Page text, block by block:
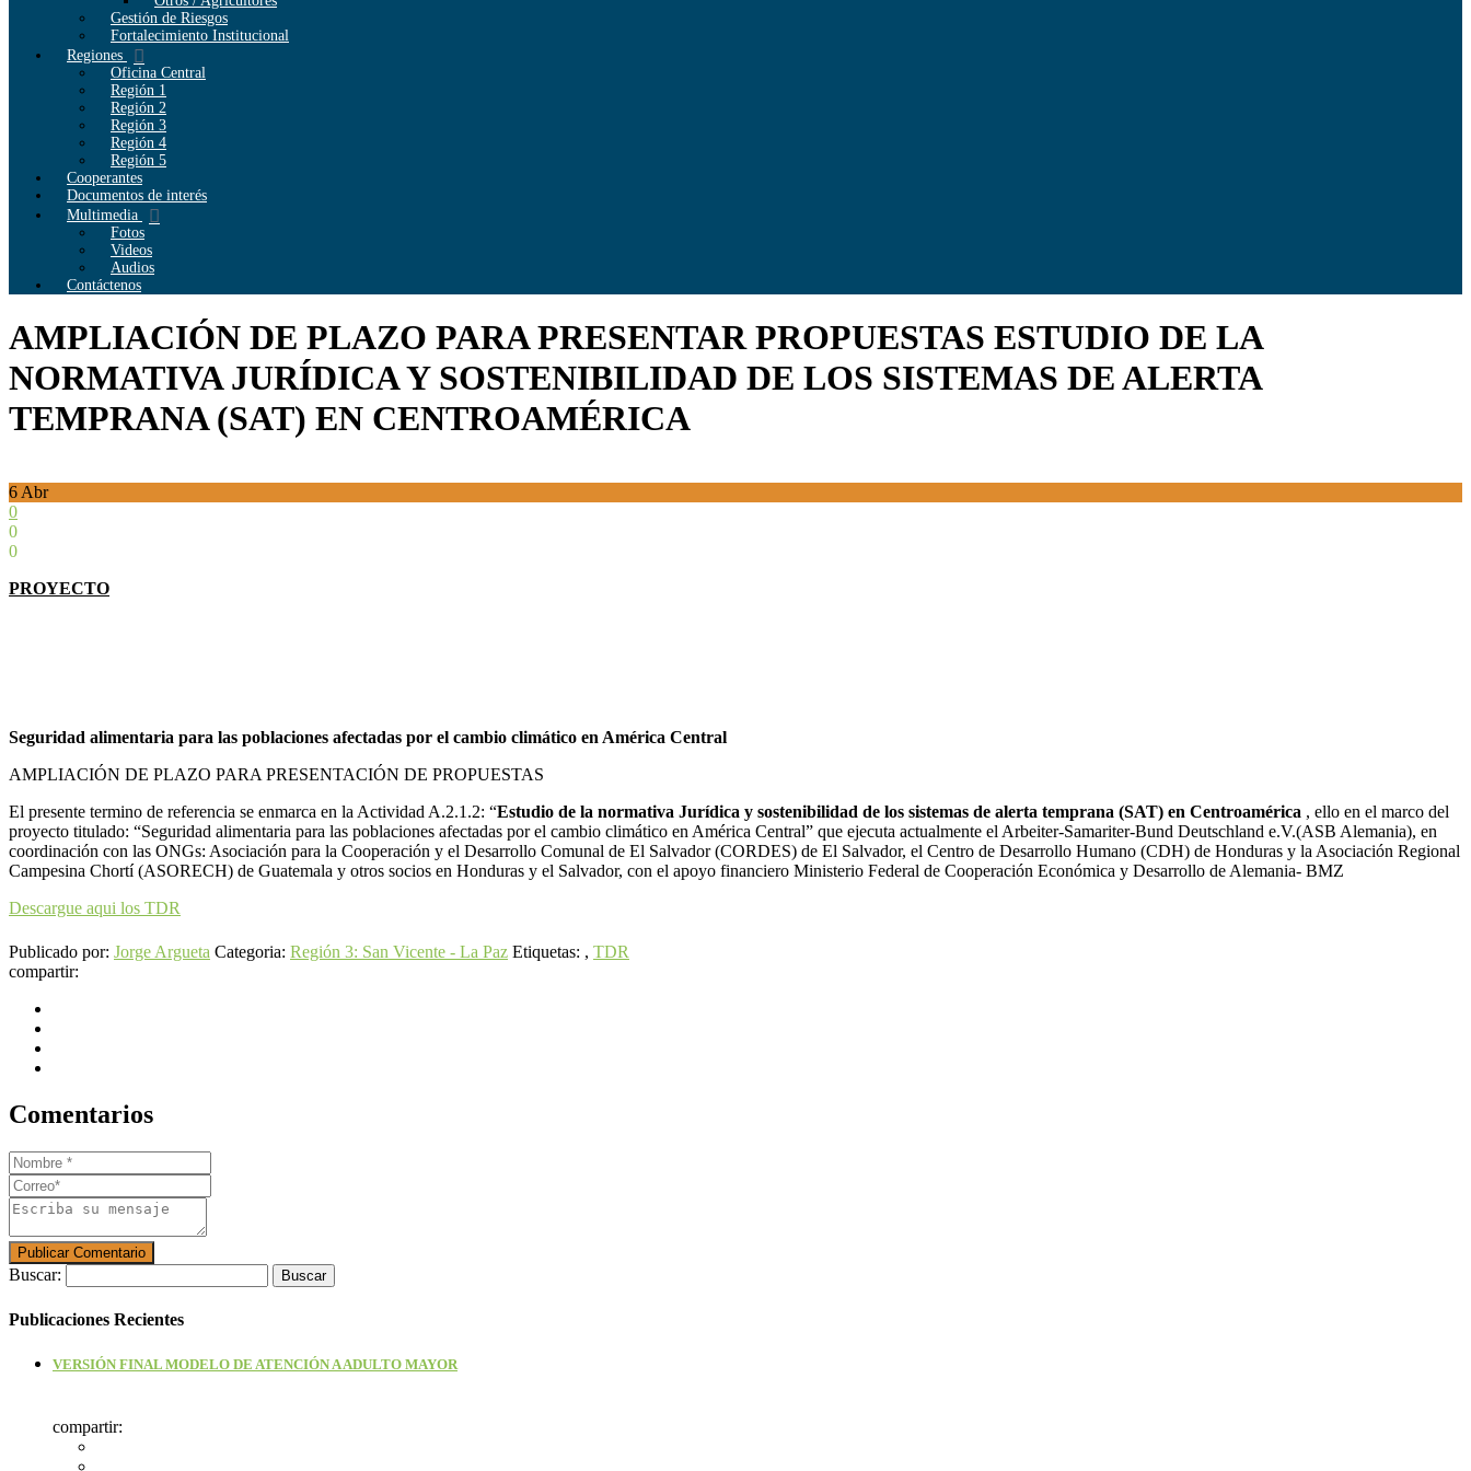
Gestión de Riesgos
Fortalecimiento Institucional
Regiones
Oficina Central
Región 1
Región 2
Región 3
Región 4
Región 5
Cooperantes
Documentos de interés
Multimedia
Fotos
Videos
Audios
Contáctenos
AMPLIACIÓN DE PLAZO PARA PRESENTAR PROPUESTAS ESTUDIO DE LA
NORMATIVA JURÍDICA Y SOSTENIBILIDAD DE LOS SISTEMAS DE ALERTA
TEMPRANA (SAT) EN CENTROAMÉRICA
6 Abr
0
0
0
PROYECTO
Seguridad alimentaria para las poblaciones afectadas por el cambio climático en América Central
AMPLIACIÓN DE PLAZO PARA PRESENTACIÓN DE PROPUESTAS
El presente termino de referencia se enmarca en la Actividad A.2.1.2: “Estudio de la normativa Jurídica y sostenibilidad de los sistemas de alerta temprana (SAT) en Centroamérica , ello en el marco del
proyecto titulado: “Seguridad alimentaria para las poblaciones afectadas por el cambio climático en América Central” que ejecuta actualmente el Arbeiter-Samariter-Bund Deutschland e.V.(ASB Alemania), en
coordinación con las ONGs: Asociación para la Cooperación y el Desarrollo Comunal de El Salvador (CORDES) de El Salvador, el Centro de Desarrollo Humano (CDH) de Honduras y la Asociación Regional
Campesina Chortí (ASORECH) de Guatemala y otros socios en Honduras y el Salvador, con el apoyo financiero Ministerio Federal de Cooperación Económica y Desarrollo de Alemania- BMZ
Descargue aqui los TDR
Publicado por: Jorge Argueta Categoria: Región 3: San Vicente - La Paz Etiquetas: , TDR
compartir:
Comentarios
Buscar:
Publicaciones Recientes
VERSIÓN FINAL MODELO DE ATENCIÓN A ADULTO MAYOR
compartir: